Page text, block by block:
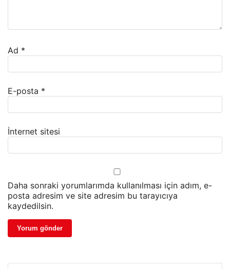
Ad *
E-posta *
İnternet sitesi
Daha sonraki yorumlarımda kullanılması için adım, e-
posta adresim ve site adresim bu tarayıcıya
kaydedilsin.